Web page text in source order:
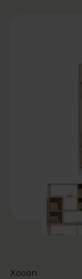
Xooon